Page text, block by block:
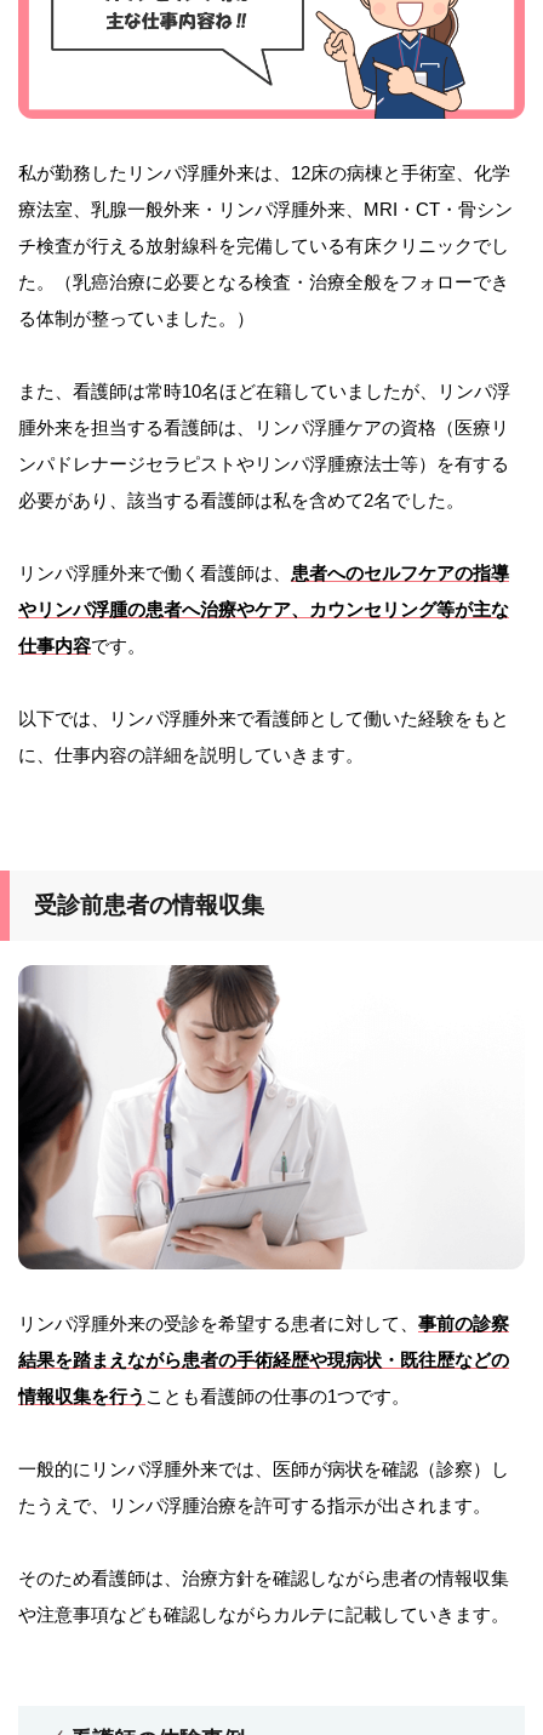
私が勤務したリンパ浮腫外来は、12床の病棟と手術室、化学
療法室、乳腺一般外来・リンパ浮腫外来、MRI・CT・骨シン
チ検査が行える放射線科を完備している有床クリニックでし
た。（乳癌治療に必要となる検査・治療全般をフォローでき
る体制が整っていました。）
また、看護師は常時10名ほど在籍していましたが、リンパ浮
腫外来を担当する看護師は、リンパ浮腫ケアの資格（医療リ
ンパドレナージセラピストやリンパ浮腫療法士等）を有する
必要があり、該当する看護師は私を含めて2名でした。
リンパ浮腫外来で働く看護師は、 患者へのセルフケアの指導
やリンパ浮腫の患者へ治療やケア、カウンセリング等が主な
仕事内容です。
以下では、リンパ浮腫外来で看護師として働いた経験をもと
に、仕事内容の詳細を説明していきます。
受診前患者の情報収集
リンパ浮腫外来の受診を希望する患者に対して、 事前の診察
結果を踏まえながら患者の手術経歴や現病状・既往歴などの
情報収集を行う ことも看護師の仕事の1つです。
一般的にリンパ浮腫外来では、医師が病状を確認（診察）し
たうえで、リンパ浮腫治療を許可する指示が出されます。
そのため看護師は、治療方針を確認しながら患者の情報収集
や注意事項なども確認しながらカルテに記載していきます。